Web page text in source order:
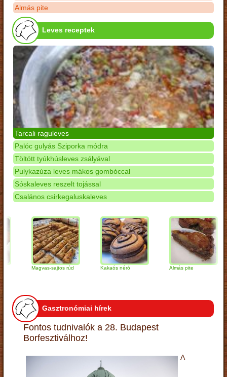
Almás pite
Leves receptek
Tarcali raguleves
Palóc gulyás Sziporka módra
Töltött tyúkhúsleves zsályával
Pulykazúza leves mákos gombóccal
Sóskaleves reszelt tojással
Csalános csirkegaluskaleves
Magvas-sajtos rúd Kakaós néró Almás pite
Gasztronómiai hírek
Fontos tudnivalók a 28. Budapest
Borfesztiválhoz!
A